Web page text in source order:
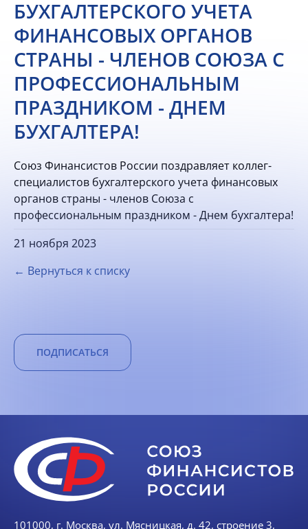
БУХГАЛТЕРСКОГО УЧЕТА
ФИНАНСОВЫХ ОРГАНОВ
СТРАНЫ - ЧЛЕНОВ СОЮЗА С
ПРОФЕССИОНАЛЬНЫМ
ПРАЗДНИКОМ - ДНЕМ
БУХГАЛТЕРА!
Союз Финансистов России поздравляет коллег-
специалистов бухгалтерского учета финансовых
органов страны - членов Союза с
профессиональным праздником - Днем бухгалтера!
21 ноября 2023
← Вернуться к списку
ПОДПИСАТЬСЯ
101000, г. Москва, ул. Мясницкая, д. 42, строение 3,